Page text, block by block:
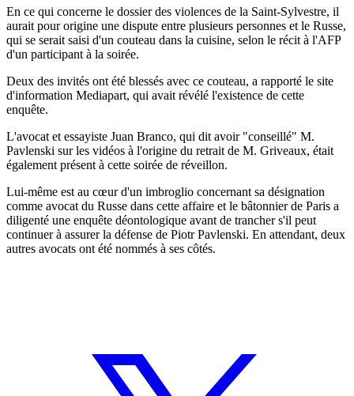
En ce qui concerne le dossier des violences de la Saint-Sylvestre, il
aurait pour origine une dispute entre plusieurs personnes et le Russe,
qui se serait saisi d'un couteau dans la cuisine, selon le récit à l'AFP
d'un participant à la soirée.
Deux des invités ont été blessés avec ce couteau, a rapporté le site
d'information Mediapart, qui avait révélé l'existence de cette
enquête.
L'avocat et essayiste Juan Branco, qui dit avoir "conseillé" M.
Pavlenski sur les vidéos à l'origine du retrait de M. Griveaux, était
également présent à cette soirée de réveillon.
Lui-même est au cœur d'un imbroglio concernant sa désignation
comme avocat du Russe dans cette affaire et le bâtonnier de Paris a
diligenté une enquête déontologique avant de trancher s'il peut
continuer à assurer la défense de Piotr Pavlenski. En attendant, deux
autres avocats ont été nommés à ses côtés.